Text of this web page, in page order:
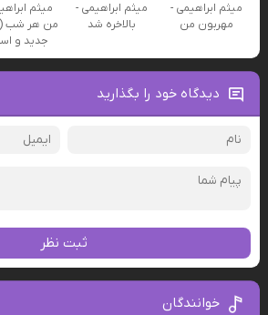
میثم ابراهیمی -
مهربون من
میثم ابراهیمی -
بالاخره شد
میثم
من هر شب
جدید و
دیدگاه خود را بگذارید
ثبت نظر
خوانندگان